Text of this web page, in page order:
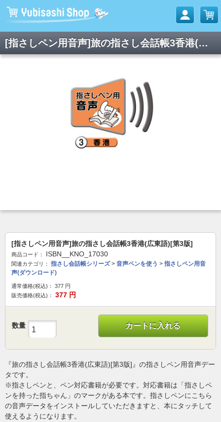
[指さしペン用音声]旅の指さし会話帳3香港(広東語)[第3版]
[指さしペン用音声]旅の指さし会話帳3香港(広東語)[第3版]
商品コード： ISBN__KNO_17030
関連カテゴリ： 指さし会話帳シリーズ> 音声ペンを使う > 指さしペン用音
声(ダウンロード)
通常価格(税込)： 377 円
販売価格(税込)：
377 円
数量 カートに入れる
『旅の指さし会話帳3香港(広東語)[第3版]』の指さしペン用音声デー
タです。
※指さしペンと、ペン対応書籍が必要です。対応書籍は「指さしペ
ンを持った指ちゃん」のマークがある本です。指さしペンにこちら
の音声データをインストールしていただきますと、本にタッチして
使えるようになります。